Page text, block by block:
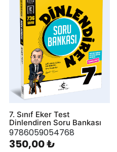
7. Sınıf Eker Test
Dinlendiren Soru Bankası
9786059054768
350,00 ₺